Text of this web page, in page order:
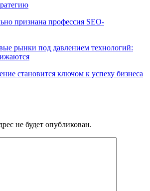
признана профессия SEO-
рынки под давлением технологий:
становится ключом к успеху бизнеса
не будет опубликован.